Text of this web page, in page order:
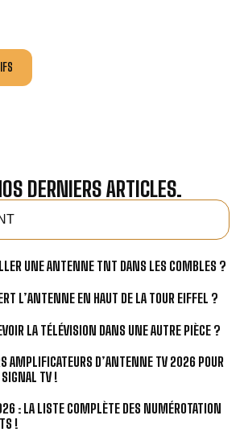
DERNIERS ARTICLES.
UNE ANTENNE TNT DANS LES COMBLES ?
L’ANTENNE EN HAUT DE LA TOUR EIFFEL ?
LA TÉLÉVISION DANS UNE AUTRE PIÈCE ?
AMPLIFICATEURS D’ANTENNE TV 2026 POUR
SIGNAL TV !
: LA LISTE COMPLÈTE DES NUMÉROTATION
!